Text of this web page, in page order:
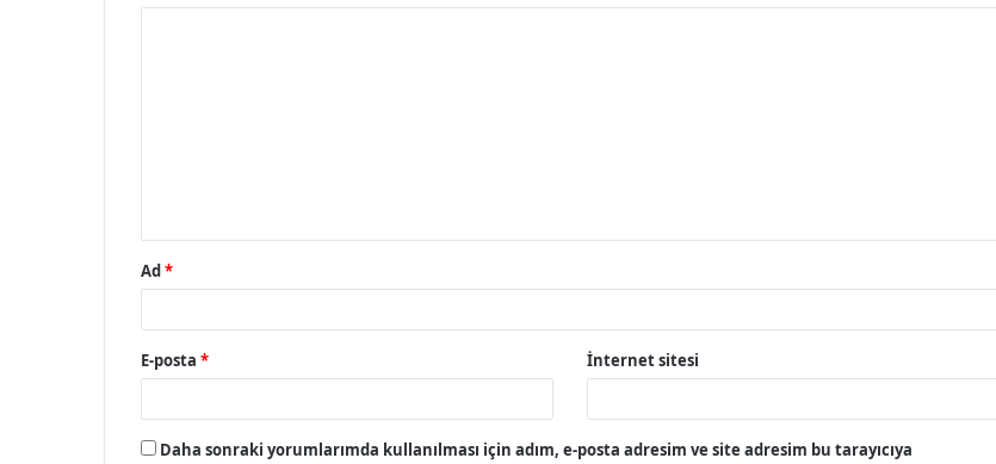
Ad*
E-posta * İnternet sitesi
Daha sonraki yorumlarımda kullanılması için adım, e-posta adresim ve site adresim bu tarayıcıya